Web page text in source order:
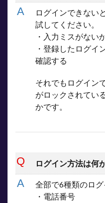
ログインできない
試してください。
・入力ミスがない
・登録したログイ
確認する
それでもログイン
がロックされてい
かです。
ログイン方法は何
全部で6種類のログ
・電話番号